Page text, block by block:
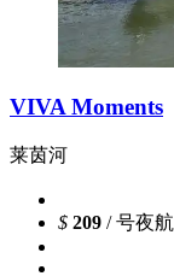
VIVA Moments
莱茵河
$ 209 / 号夜航